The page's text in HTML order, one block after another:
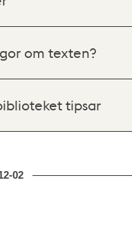
om texten?
tipsar
02